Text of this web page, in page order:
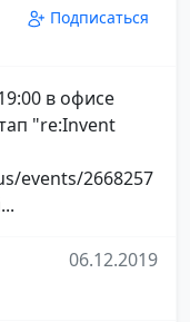
Подписаться
в офисе
"re:Invent
events/2668257
06.12.2019